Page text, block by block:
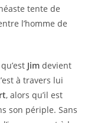
tente de
l’homme de
Jim devient
à travers lui
, alors qu’il est
son périple. Sans